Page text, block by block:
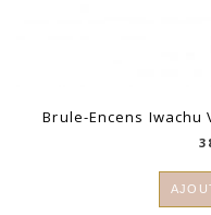
Brule-Encens Iwachu